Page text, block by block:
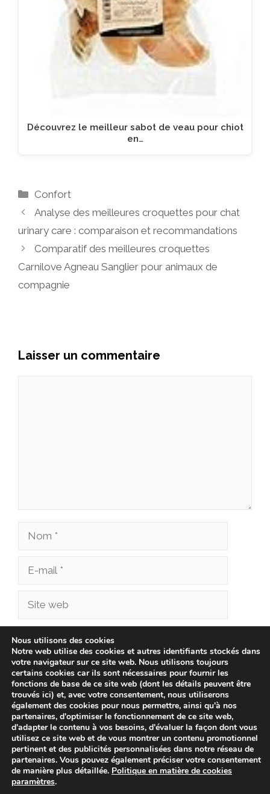
Découvrez le meilleur sabot de veau pour chiot
en…
Catégories
Confort
Analyse des meilleures croquettes pour chat
urinary care : comparaison et recommandations
Comparatif des meilleures croquettes
Carnilove Agneau Sanglier pour animaux de
compagnie
Laisser un commentaire
Nom
Site
Enregistrer mon nom, mon e-mail et mon site
dans le navigateur pour mon prochain
commentaire.
© 2026 cliniqueveterinairechampionnet.fr -
Nous utilisons des cookies
Notre web utilise des cookies et autres identifiants stockés dans
votre navigateur sur ce site web. Nous utilisons toujours
certains cookies car ils sont nécessaires pour fournir les
fonctions de base de ce site web (dont les détails peuvent être
trouvés ici) et, avec votre consentement, nous utiliserons
également des cookies pour nous permettre, ainsi qu'à nos
partenaires, d'optimiser le fonctionnement de ce site web,
d'adapter le contenu à vos besoins, d'évaluer la façon dont vous
utilisez ce site web et de vous montrer un contenu promotionnel
pertinent et des publicités personnalisées dans notre réseau de
partenaires. Vous pouvez également préciser votre consentement
de manière plus détaillée. Politique en matière de cookies
paramètres.